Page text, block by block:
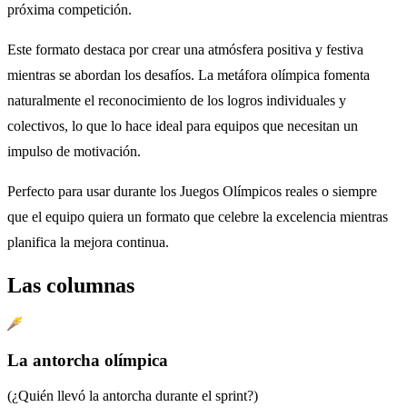
próxima competición.
Este formato destaca por crear una atmósfera positiva y festiva
mientras se abordan los desafíos. La metáfora olímpica fomenta
naturalmente el reconocimiento de los logros individuales y
colectivos, lo que lo hace ideal para equipos que necesitan un
impulso de motivación.
Perfecto para usar durante los Juegos Olímpicos reales o siempre
que el equipo quiera un formato que celebre la excelencia mientras
planifica la mejora continua.
Las columnas
La antorcha olímpica
(¿Quién llevó la antorcha durante el sprint?)